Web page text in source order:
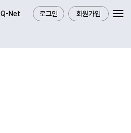
로그인 회원가입
Q-Net